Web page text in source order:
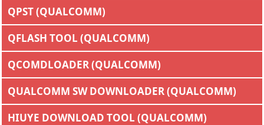
QPST (QUALCOMM)
QFLASH TOOL (QUALCOMM)
QCOMDLOADER (QUALCOMM)
QUALCOMM SW DOWNLOADER (QUALCOMM)
HIUYE DOWNLOAD TOOL (QUALCOMM)